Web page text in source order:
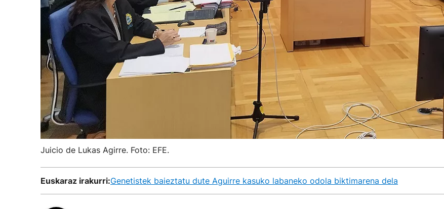
Juicio de Lukas Agirre. Foto: EFE.
Euskaraz irakurri:Genetistek baieztatu dute Aguirre kasuko labaneko odola biktimarena dela